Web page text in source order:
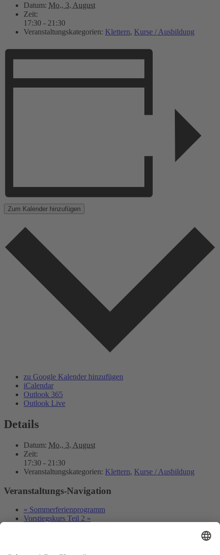
Datum: Mo., 3. August
Zeit:
17:30 - 21:30
Veranstaltungskategorien: Klettern, Kurse / Ausbildung
Zum Kalender hinzufügen
zu Google Kalender hinzufügen
iCalendar
Outlook 365
Outlook Live
Details
Datum: Mo., 3. August
Zeit:
17:30 - 21:30
Veranstaltungskategorien: Klettern, Kurse / Ausbildung
Veranstaltungs-Navigation
« Sommerferienprogramm
Vorstiegskurs Teil 2 »
Flugstraße 17